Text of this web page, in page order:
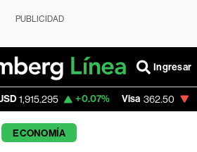
PUBLICIDAD
Ingresar
+0.07% Visa 362.50 -2.15%
ECONOMÍA